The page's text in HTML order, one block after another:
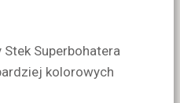
Stek Superbohatera
kolorowych